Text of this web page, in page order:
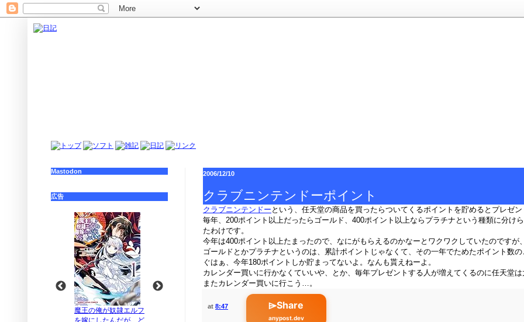
2006/12/10
クラブニンテンドーポイント
クラブニンテンドー という、任天堂の商品を買ったらついてくるポイントを貯めるとプレゼ
毎年、200ポイント以上だったらゴールド、400ポイント以上ならプラチナという種類に分け
たわけです。
今年は400ポイント以上たまったので、なにがもらえるのかなーとワクワクしていたのですが
ゴールドとかプラチナというのは、累計ポイントじゃなくて、その一年でためたポイント数
ぐはぁ、今年180ポイントしか貯まってないよ。なんも貰えねーよ。
カレンダー買いに行かなくていいや、とか、毎年プレゼントする人が増えてくるのに任天堂
またカレンダー買いに行こう…。
at 8:47 ⌲Share
anypost.dev
Mastodon
広告